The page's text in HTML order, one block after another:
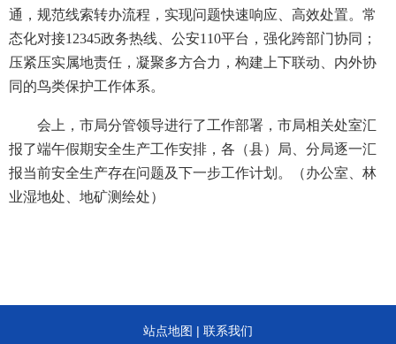
通，规范线索转办流程，实现问题快速响应、高效处置。常
态化对接12345政务热线、公安110平台，强化跨部门协同；
压紧压实属地责任，凝聚多方合力，构建上下联动、内外协
同的鸟类保护工作体系。
会上，市局分管领导进行了工作部署，市局相关处室汇
报了端午假期安全生产工作安排，各（县）局、分局逐一汇
报当前安全生产存在问题及下一步工作计划。（办公室、林
业湿地处、地矿测绘处）
站点地图 | 联系我们